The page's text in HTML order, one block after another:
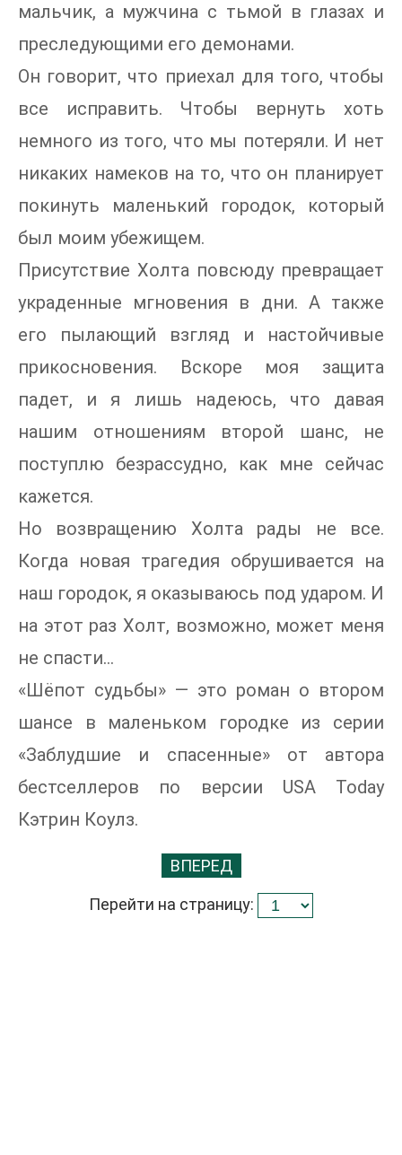
мальчик, а мужчина с тьмой в глазах и
преследующими его демонами.
Он говорит, что приехал для того, чтобы
все исправить. Чтобы вернуть хоть
немного из того, что мы потеряли. И нет
никаких намеков на то, что он планирует
покинуть маленький городок, который
был моим убежищем.
Присутствие Холта повсюду превращает
украденные мгновения в дни. А также
его пылающий взгляд и настойчивые
прикосновения. Вскоре моя защита
падет, и я лишь надеюсь, что давая
нашим отношениям второй шанс, не
поступлю безрассудно, как мне сейчас
кажется.
Но возвращению Холта рады не все.
Когда новая трагедия обрушивается на
наш городок, я оказываюсь под ударом. И
на этот раз Холт, возможно, может меня
не спасти…
«Шёпот судьбы» — это роман о втором
шансе в маленьком городке из серии
«Заблудшие и спасенные» от автора
бестселлеров по версии USA Today
Кэтрин Коулз.
ВПЕРЕД
Перейти на страницу: